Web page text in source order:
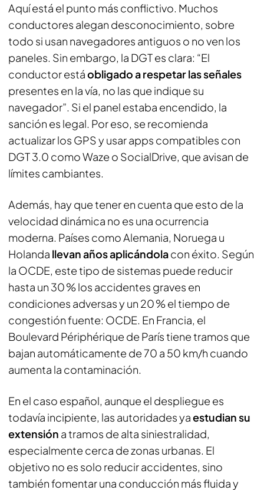
Aquí está el punto más conflictivo. Muchos
conductores alegan desconocimiento, sobre
todo si usan navegadores antiguos o no ven los
paneles. Sin embargo, la DGT es clara: “El
conductor estáobligado a respetar las señales
presentes en la vía, no las que indique su
navegador”. Si el panel estaba encendido, la
sanción es legal. Por eso, se recomienda
actualizar los GPS y usar apps compatibles con
DGT 3.0 como Waze o SocialDrive, que avisan de
límites cambiantes.
Además, hay que tener en cuenta que esto de la
velocidad dinámica no es una ocurrencia
moderna. Países como Alemania, Noruega u
Holanda llevan años aplicándolacon éxito. Según
la OCDE, este tipo de sistemas puede reducir
hasta un 30 % los accidentes graves en
condiciones adversas y un 20 % el tiempo de
congestión fuente: OCDE. En Francia, el
Boulevard Périphérique de París tiene tramos que
bajan automáticamente de 70 a 50 km/h cuando
aumenta la contaminación.
En el caso español, aunque el despliegue es
todavía incipiente, las autoridades yaestudian su
extensión a tramos de alta siniestralidad,
especialmente cerca de zonas urbanas. El
objetivo no es solo reducir accidentes, sino
también fomentar una conducción más fluida y